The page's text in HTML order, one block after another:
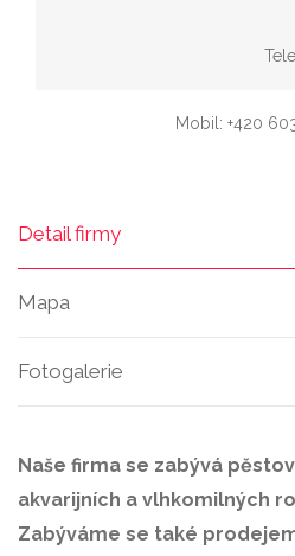
Mobil: +420
Detail firmy
Mapa
Fotogalerie
Naše firma se zabývá
akvarijních a vlhkomilných
Zabýváme se také